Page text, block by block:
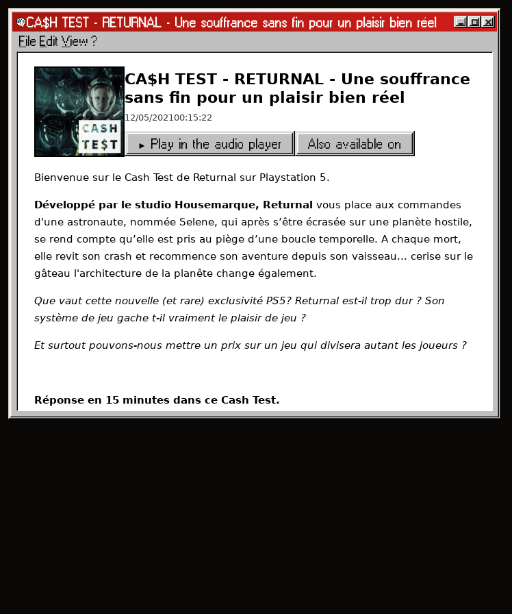
Episodes Audio Where to My MSN Partners Charter.txt Legal.txt
CA$H TEST - RETURNAL - Une souffrance sans fin pour un plaisir bien réel
File Edit View ?
CA$H TEST - RETURNAL - Une souffrance
sans fin pour un plaisir bien réel
12/05/202100:15:22
► Play in the audio player Also available on
Bienvenue sur le Cash Test de Returnal sur Playstation 5.
Développé par le studio Housemarque, Returnal vous place aux commandes
d'une astronaute, nommée Selene, qui après s’être écrasée sur une planète hostile,
se rend compte qu’elle est pris au piège d’une boucle temporelle. A chaque mort,
elle revit son crash et recommence son aventure depuis son vaisseau... cerise sur le
gâteau l'architecture de la planête change également.
Que vaut cette nouvelle (et rare) exclusivité PS5? Returnal est-il trop dur ? Son
système de jeu gache t-il vraiment le plaisir de jeu ?
Et surtout pouvons-nous mettre un prix sur un jeu qui divisera autant les joueurs ?
Réponse en 15 minutes dans ce Cash Test.
Les Darons du Game Independent video game podcast · Reviews · Deep dives · Interviews
Episodes Editorial charter Legal notice RSS feed
Contact
© 2026 Les Darons du Game · All rights reserved